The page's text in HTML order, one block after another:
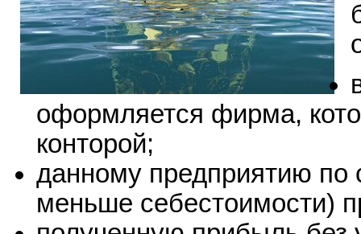
оформляется фирма,
конторой;
данному предприятию по
меньше себестоимости)